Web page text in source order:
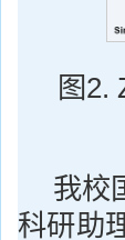
图2.
我校
科研助